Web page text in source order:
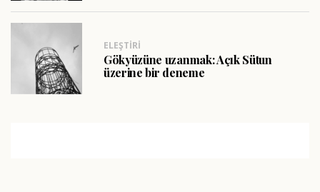
ELEŞTIRI
Gökyüzüne uzanmak: Açık Sütun
üzerine bir deneme